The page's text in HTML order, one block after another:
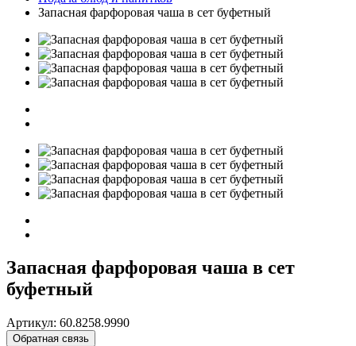
Запасная фарфоровая чаша в сет буфетный
Запасная фарфоровая чаша в сет
буфетный
Артикул: 60.8258.9990
Обратная связь